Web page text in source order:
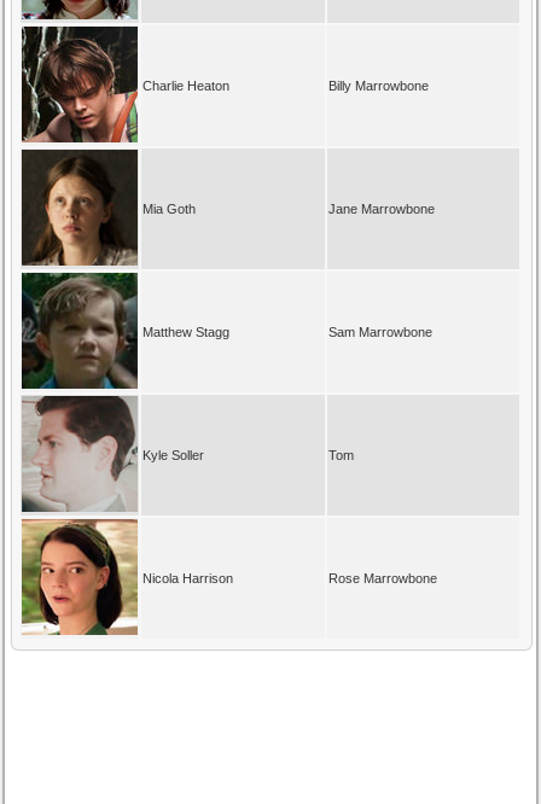
Charlie Heaton Billy Marrowbone
Mia Goth Jane Marrowbone
Matthew Stagg Sam Marrowbone
Kyle Soller Tom
Nicola Harrison Rose Marrowbone